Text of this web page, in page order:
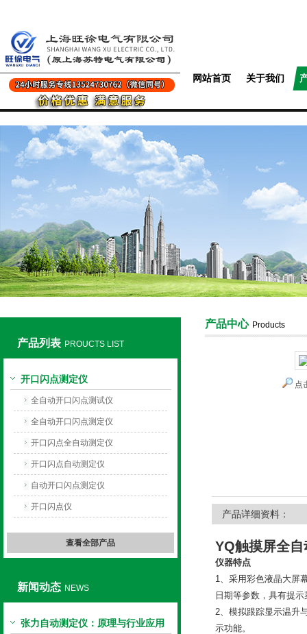
网站首页 关于我们
产品列表 PROUCTS LIST
开口闪点测定仪
全自动开口闪点测试仪
全自动开口闪点测定仪
开口闪点全自动测定仪
开口闪点自动测定仪
自动开口闪点测定仪
开口闪点仪
查看全部产品
新闻动态 NEWS
张力自动测定仪：原理与行业应用
产品中心 Products
点
产品详细资料：
YQ触摸屏全
仪器特点
1、采用彩色液晶大屏
日期等参数，具有提
2、模拟跟踪显示温升
示功能。